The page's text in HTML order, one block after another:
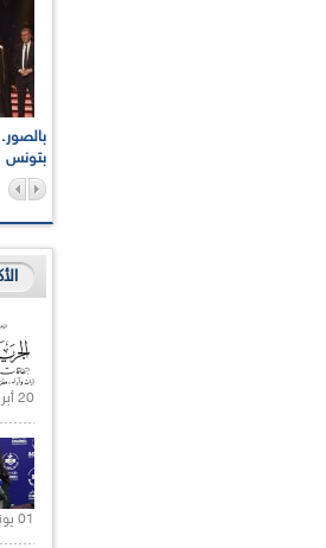
بتونس
20 أبريل 2021 |
01 يونيو 2021 |